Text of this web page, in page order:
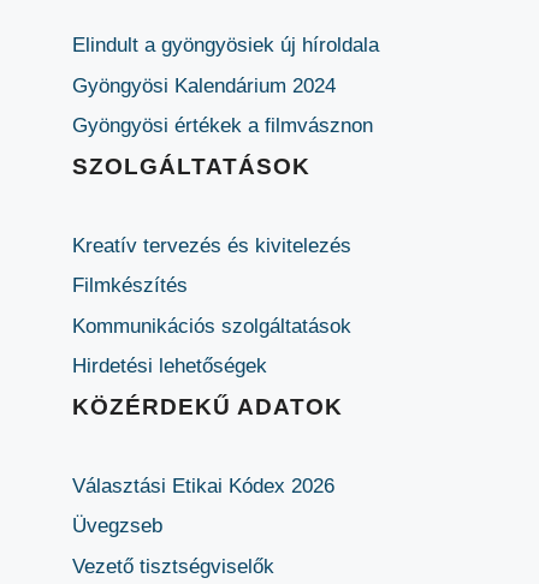
Elindult a gyöngyösiek új híroldala
Gyöngyösi Kalendárium 2024
Gyöngyösi értékek a filmvásznon
SZOLGÁLTATÁSOK
Kreatív tervezés és kivitelezés
Filmkészítés
Kommunikációs szolgáltatások
Hirdetési lehetőségek
KÖZÉRDEKŰ ADATOK
Választási Etikai Kódex 2026
Üvegzseb
Vezető tisztségviselők